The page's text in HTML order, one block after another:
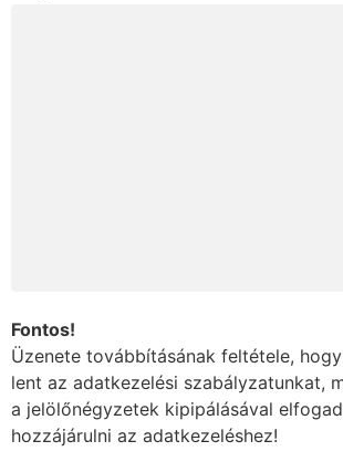
Fontos!
Üzenete továbbításának feltétele,
lent az adatkezelési szabályzatunkat,
a jelölőnégyzetek kipipálásával
hozzájárulni az adatkezeléshez!